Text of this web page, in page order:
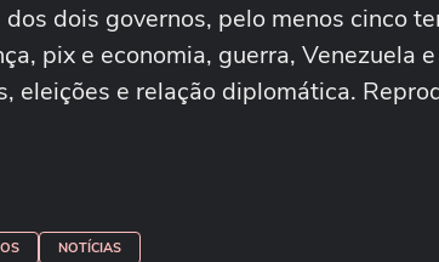
dois governos, pelo menos cinco
pix e economia, guerra, Venezuela
eleições e relação diplomática.
NOTÍCIAS